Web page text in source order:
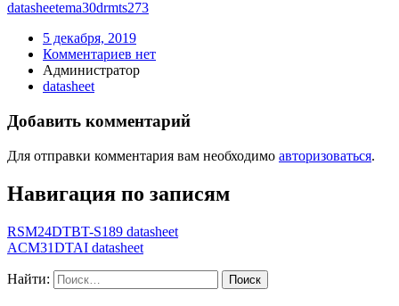
datasheetema30drmts273
5 декабря, 2019
Комментариев нет
Администратор
datasheet
Добавить комментарий
Для отправки комментария вам необходимо авторизоваться.
Навигация по записям
RSM24DTBT-S189 datasheet
ACM31DTAI datasheet
Найти: